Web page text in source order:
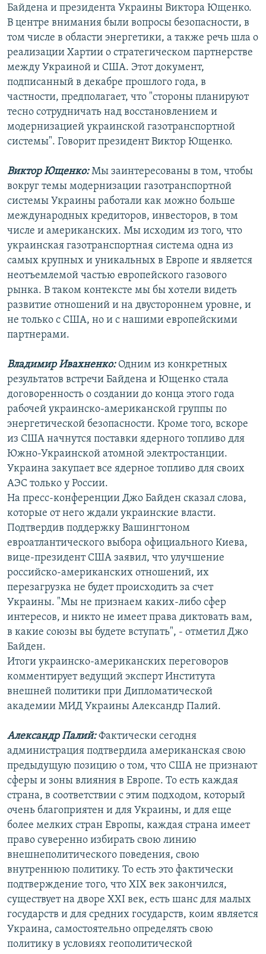
Байдена и президента Украины Виктора Ющенко.
В центре внимания были вопросы безопасности, в
том числе в области энергетики, а также речь шла о
реализации Хартии о стратегическом партнерстве
между Украиной и США. Этот документ,
подписанный в декабре прошлого года, в
частности, предполагает, что "стороны планируют
тесно сотрудничать над восстановлением и
модернизацией украинской газотранспортной
системы". Говорит президент Виктор Ющенко.
Виктор Ющенко:Мы заинтересованы в том, чтобы
вокруг темы модернизации газотранспортной
системы Украины работали как можно больше
международных кредиторов, инвесторов, в том
числе и американских. Мы исходим из того, что
украинская газотранспортная система одна из
самых крупных и уникальных в Европе и является
неотъемлемой частью европейского газового
рынка. В таком контексте мы бы хотели видеть
развитие отношений и на двустороннем уровне, и
не только с США, но и с нашими европейскими
партнерами.
Владимир Ивахненко: Одним из конкретных
результатов встречи Байдена и Ющенко стала
договоренность о создании до конца этого года
рабочей украинско-американской группы по
энергетической безопасности. Кроме того, вскоре
из США начнутся поставки ядерного топливо для
Южно-Украинской атомной электростанции.
Украина закупает все ядерное топливо для своих
АЭС только у России.
На пресс-конференции Джо Байден сказал слова,
которые от него ждали украинские власти.
Подтвердив поддержку Вашингтоном
евроатлантического выбора официального Киева,
вице-президент США заявил, что улучшение
российско-американских отношений, их
перезагрузка не будет происходить за счет
Украины. "Мы не признаем каких-либо сфер
интересов, и никто не имеет права диктовать вам,
в какие союзы вы будете вступать", - отметил Джо
Байден.
Итоги украинско-американских переговоров
комментирует ведущий эксперт Института
внешней политики при Дипломатической
академии МИД Украины Александр Палий.
Александр Палий:Фактически сегодня
администрация подтвердила американская свою
предыдущую позицию о том, что США не признают
сферы и зоны влияния в Европе. То есть каждая
страна, в соответствии с этим подходом, который
очень благоприятен и для Украины, и для еще
более мелких стран Европы, каждая страна имеет
право суверенно избирать свою линию
внешнеполитического поведения, свою
внутреннюю политику. То есть это фактически
подтверждение того, что XIX век закончился,
существует на дворе XXI век, есть шанс для малых
государств и для средних государств, коим является
Украина, самостоятельно определять свою
политику в условиях геополитической